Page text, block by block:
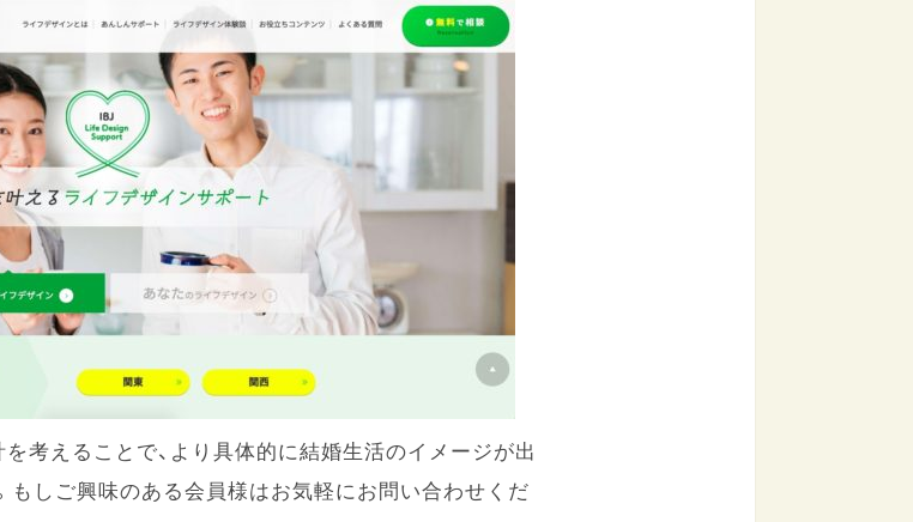
考えることで、より具体的に結婚生活のイメージが出
もしご興味のある会員様はお気軽にお問い合わせくだ